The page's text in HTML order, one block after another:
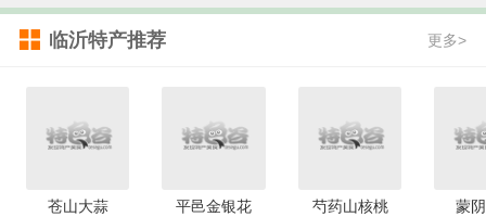
临沂特产推荐 更多>
苍山大蒜 平邑金银花 芍药山核桃 蒙